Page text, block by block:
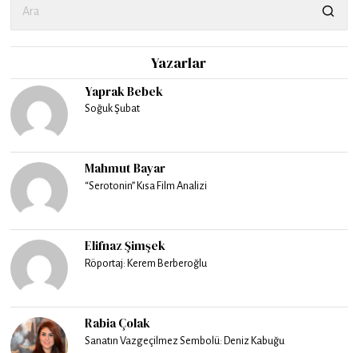
Yazarlar
Yaprak Bebek
Soğuk Şubat
Mahmut Bayar
“Serotonin” Kısa Film Analizi
Elifnaz Şimşek
Röportaj: Kerem Berberoğlu
Rabia Çolak
Sanatın Vazgeçilmez Sembolü: Deniz Kabuğu